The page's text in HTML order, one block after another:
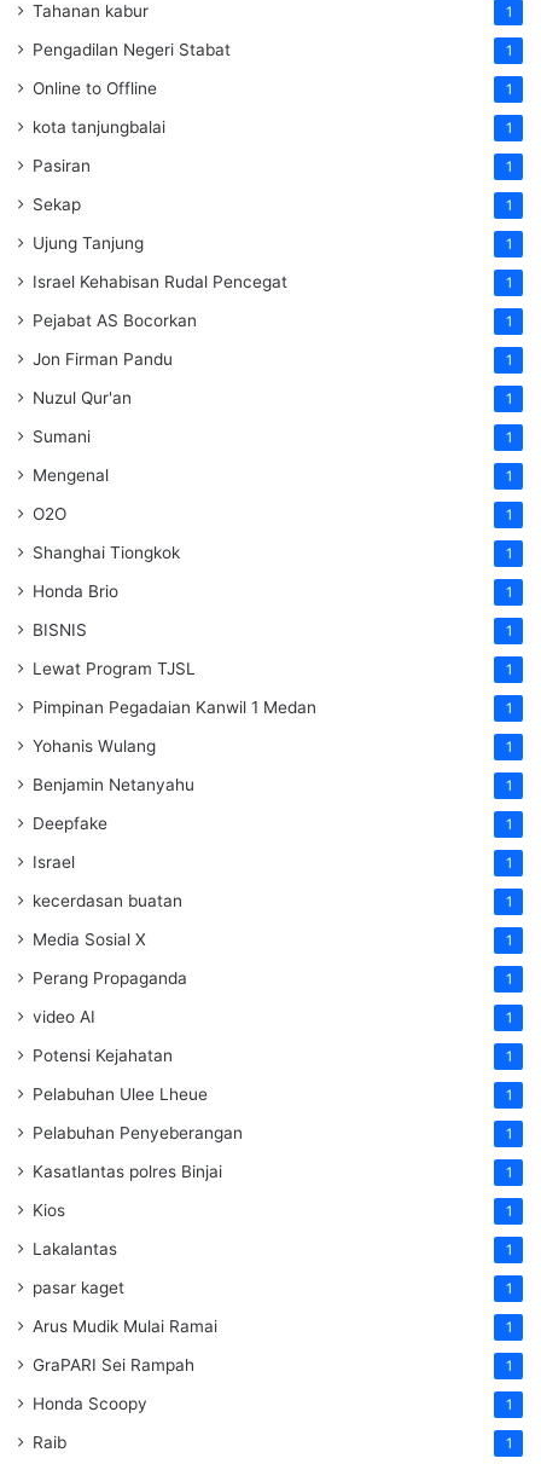
Tahanan kabur 1
Pengadilan Negeri Stabat 1
Online to Offline 1
kota tanjungbalai 1
Pasiran 1
Sekap 1
Ujung Tanjung 1
Israel Kehabisan Rudal Pencegat 1
Pejabat AS Bocorkan 1
Jon Firman Pandu 1
Nuzul Qur'an 1
Sumani 1
Mengenal 1
O2O 1
Shanghai Tiongkok 1
Honda Brio 1
BISNIS 1
Lewat Program TJSL 1
Pimpinan Pegadaian Kanwil 1 Medan 1
Yohanis Wulang 1
Benjamin Netanyahu 1
Deepfake 1
Israel 1
kecerdasan buatan 1
Media Sosial X 1
Perang Propaganda 1
video AI 1
Potensi Kejahatan 1
Pelabuhan Ulee Lheue 1
Pelabuhan Penyeberangan 1
Kasatlantas polres Binjai 1
Kios 1
Lakalantas 1
pasar kaget 1
Arus Mudik Mulai Ramai 1
GraPARI Sei Rampah 1
Honda Scoopy 1
Raib 1